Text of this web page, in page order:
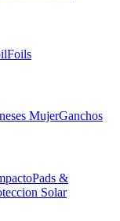
Foils
MujerGanchos
Pads &
Solar